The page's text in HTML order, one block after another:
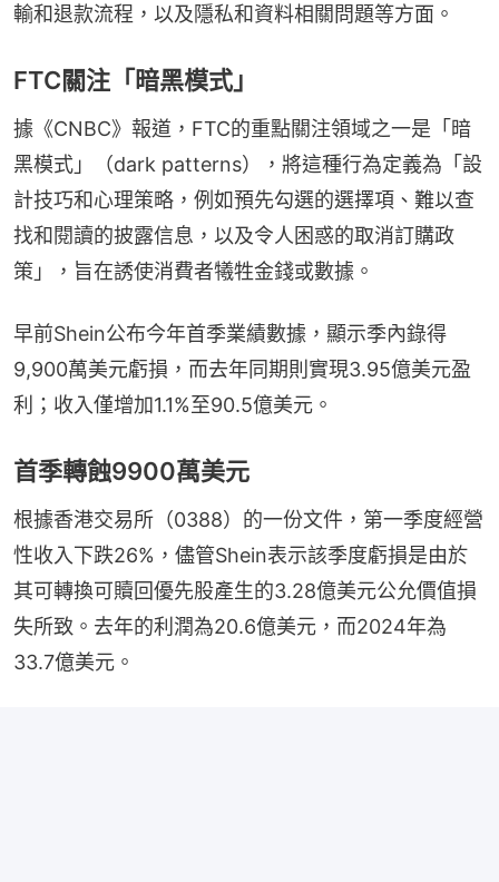
輸和退款流程，以及隱私和資料相關問題等方面。
FTC關注「暗黑模式」
據《CNBC》報道，FTC的重點關注領域之一是「暗
黑模式」（dark patterns），將這種行為定義為「設
計技巧和心理策略，例如預先勾選的選擇項、難以查
找和閱讀的披露信息，以及令人困惑的取消訂購政
策」，旨在誘使消費者犧牲金錢或數據。
早前Shein公布今年首季業績數據，顯示季內錄得
9,900萬美元虧損，而去年同期則實現3.95億美元盈
利；收入僅增加1.1%至90.5億美元。
首季轉蝕9900萬美元
根據香港交易所（0388）的一份文件，第一季度經營
性收入下跌26%，儘管Shein表示該季度虧損是由於
其可轉換可贖回優先股產生的3.28億美元公允價值損
失所致。去年的利潤為20.6億美元，而2024年為
33.7億美元。